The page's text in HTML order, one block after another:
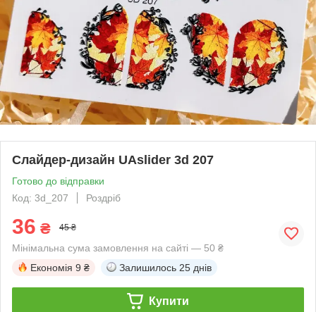
Слайдер-дизайн UAslider 3d 207
Готово до відправки
Код: 3d_207
Роздріб
36 ₴ 45 ₴
Мінімальна сума замовлення на сайті — 50 ₴
Економія 9 ₴ Залишилось 25 днів
Купити